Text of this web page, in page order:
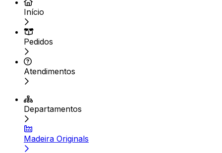
Início
Pedidos
Atendimentos
Departamentos
Madeira Originals